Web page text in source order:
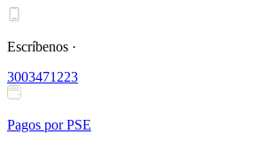
Ir
contenido
Escríbenos ·
3003471223
Pagos por PSE